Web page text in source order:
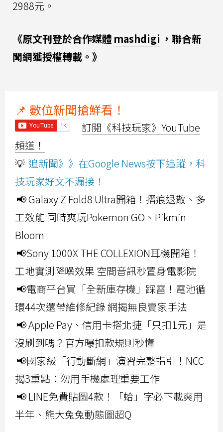
2988元。
《原文刊登於合作媒體 mashdigi ，聯合新
聞網獲授權轉載。》
📌 數位新聞搶鮮看！
訂閱《科技玩家》YouTube
頻道！
💡 追新聞》》在Google News按下追蹤，科
技玩家好文不漏接！
📢 Galaxy Z Fold8 Ultra開箱！摺痕退散、多
工效能 同時爽玩Pokemon GO、Pikmin
Bloom
📢Sony 1000X THE COLLEXION耳機開箱！
工地實測降噪效果 空間音訊秒置身電影院
📢電商平台買「全新庫存機」踩雷！電池循
環44次還帶維修紀錄 網揭無良賣家手法
📢 Apple Pay、信用卡搭北捷「只扣1元」是
沒刷到嗎？官方曝扣款規則秒懂
📢國家級「行動斷網」演習完整指引！NCC
揭3重點：勿用手機處理重要工作
📢 LINE免費貼圖4款！「蛤」字必下載爽用
半年、熊大兔兔動態圖超Q